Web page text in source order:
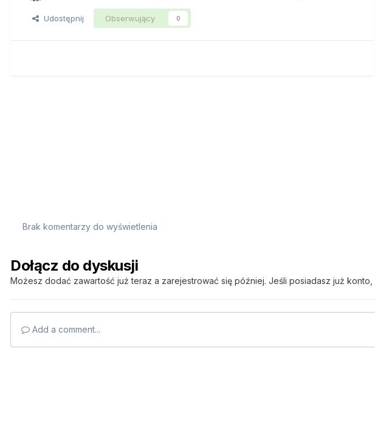
Udostępnij Obserwujący 0
Brak komentarzy do wyświetlenia
Dołącz do dyskusji
Możesz dodać zawartość już teraz a zarejestrować się później. Jeśli posiadasz już konto,
Add a comment...